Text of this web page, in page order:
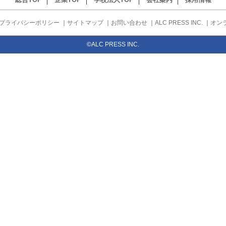
プライバシーポリシー ｜ サイトマップ ｜ お問い合わせ ｜ ALC PRESS INC. ｜ オン
©ALC PRESS INC.